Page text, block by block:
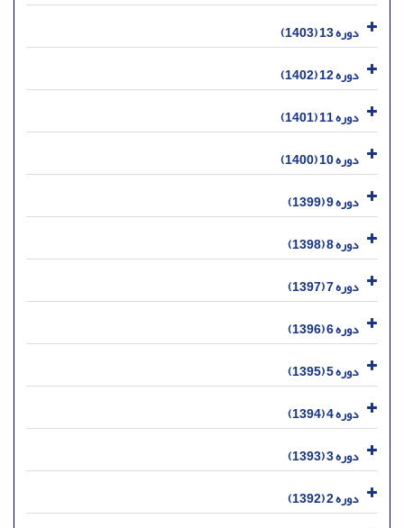
دوره 13 (1403)
دوره 12 (1402)
دوره 11 (1401)
دوره 10 (1400)
دوره 9 (1399)
دوره 8 (1398)
دوره 7 (1397)
دوره 6 (1396)
دوره 5 (1395)
دوره 4 (1394)
دوره 3 (1393)
دوره 2 (1392)